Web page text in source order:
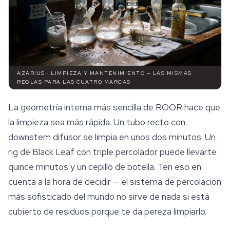
AZARIUS · LIMPIEZA Y MANTENIMIENTO — LAS MISMAS
REGLAS PARA LAS CUATRO MARCAS
La geometría interna más sencilla de ROOR hace que
la limpieza sea más rápida. Un tubo recto con
downstem difusor se limpia en unos dos minutos. Un
rig de Black Leaf con triple percolador puede llevarte
quince minutos y un cepillo de botella. Ten eso en
cuenta a la hora de decidir — el sistema de percolación
más sofisticado del mundo no sirve de nada si está
cubierto de residuos porque te da pereza limpiarlo.